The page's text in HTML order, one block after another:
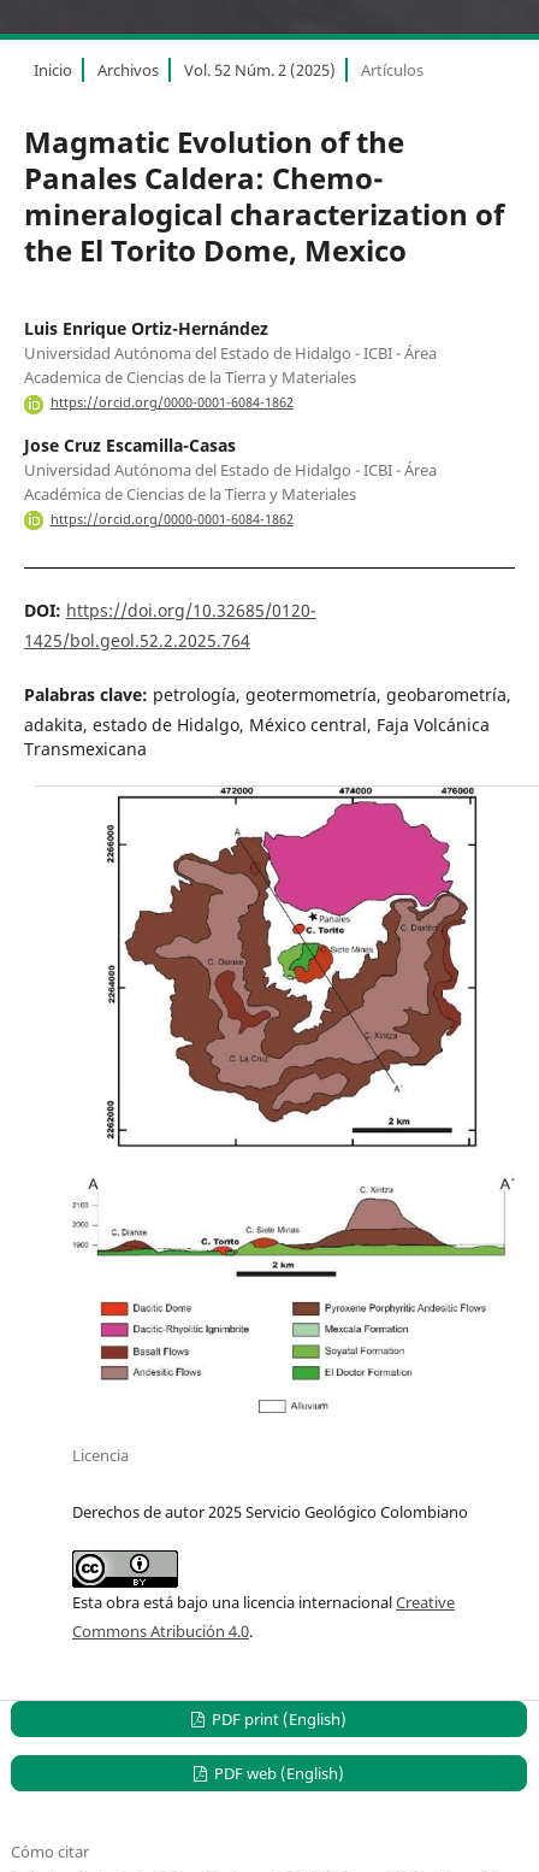
Inicio Archivos Vol. 52 Núm. 2 (2025) Artículos
Magmatic Evolution of the
Panales Caldera: Chemo-
mineralogical characterization of
the El Torito Dome, Mexico
Luis Enrique Ortiz-Hernández
Universidad Autónoma del Estado de Hidalgo - ICBI - Área
Academica de Ciencias de la Tierra y Materiales
https://orcid.org/0000-0001-6084-1862
Jose Cruz Escamilla-Casas
Universidad Autónoma del Estado de Hidalgo - ICBI - Área
Académica de Ciencias de la Tierra y Materiales
https://orcid.org/0000-0001-6084-1862
DOI: https://doi.org/10.32685/0120-
1425/bol.geol.52.2.2025.764
Palabras clave: petrología, geotermometría, geobarometría,
adakita, estado de Hidalgo, México central, Faja Volcánica
Transmexicana
Licencia
Derechos de autor 2025 Servicio Geológico Colombiano
Esta obra está bajo una licencia internacionalCreative
Commons Atribución 4.0.
PDF print (English)
PDF web (English)
Cómo citar